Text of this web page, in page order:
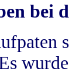
bei